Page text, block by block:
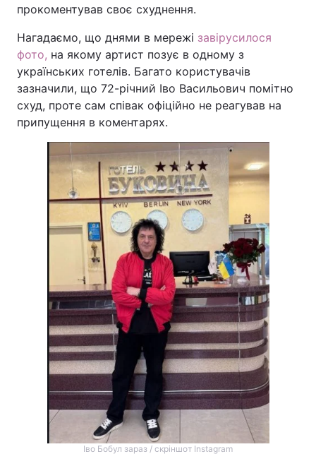
прокоментував своє схуднення.
Нагадаємо, що днями в мережі завірусилося
фото, на якому артист позує в одному з
українських готелів. Багато користувачів
зазначили, що 72-річний Іво Васильович помітно
схуд, проте сам співак офіційно не реагував на
припущення в коментарях.
Іво Бобул зараз / скріншот Instagram